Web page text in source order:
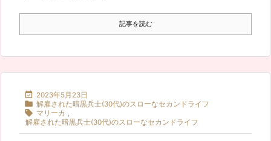
記事を読む
 2023年5月23日
 解雇された暗黒兵士(30代)のスローなセカンドライフ
 マリーカ ,
解雇された暗黒兵士(30代)のスローなセカンドライフ